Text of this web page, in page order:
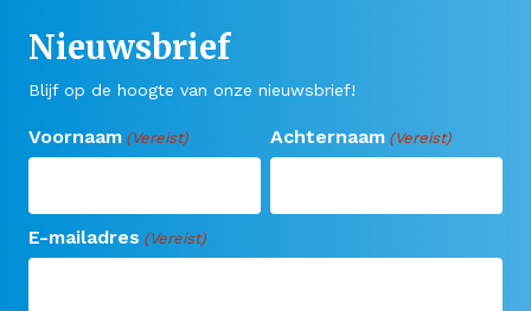
Nieuwsbrief
Blijf op de hoogte van onze nieuwsbrief!
Voornaam (Vereist) Achternaam (Vereist)
E-mailadres (Vereist)